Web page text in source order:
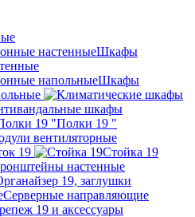
Шкафы
Шкафы
Полки 19 "
вентиляторные
19
Стойка 19
настенные
19, заглушки
Серверные направляющие
19 и аксессуары